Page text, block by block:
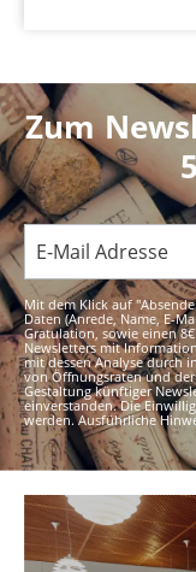
Zum
Mit dem Klick auf
Daten (Anrede, Name, E-
Gratulation, sowie einen
Newsletters mit
mit dessen Analyse durch
von Öffnungsraten und
Gestaltung künftiger
einverstanden. Die
werden. Ausführliche